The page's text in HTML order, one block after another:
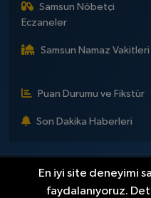
Samsun Nöbetçi
Eczaneler
Samsun Namaz Vakitleri
Puan Durumu ve Fikstür
Son Dakika Haberleri
İLETİŞİM KÜNYE
Yayın Politikaları ve Kullanım
En iyi site deneyimi
faydalanıyoruz.